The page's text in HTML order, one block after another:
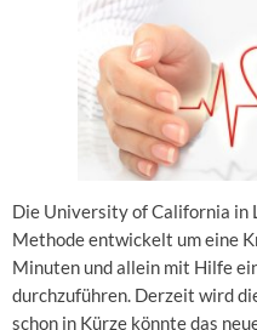
Die University of California in
Methode entwickelt um eine
Minuten und allein mit Hilfe
durchzuführen. Derzeit wird
schon in Kürze könnte das